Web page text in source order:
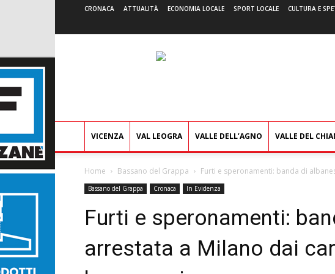
CRONACA ATTUALITÀ ECONOMIA LOCALE SPORT LOCALE CULTURA E
VICENZA VAL LEOGRA VALLE DELL’AGNO VALLE DEL
Home Bassano del Grappa Furti e speronamenti: banda di
Bassano del Grappa Cronaca In Evidenza
Furti e speronamenti:
arrestata a Milano dai